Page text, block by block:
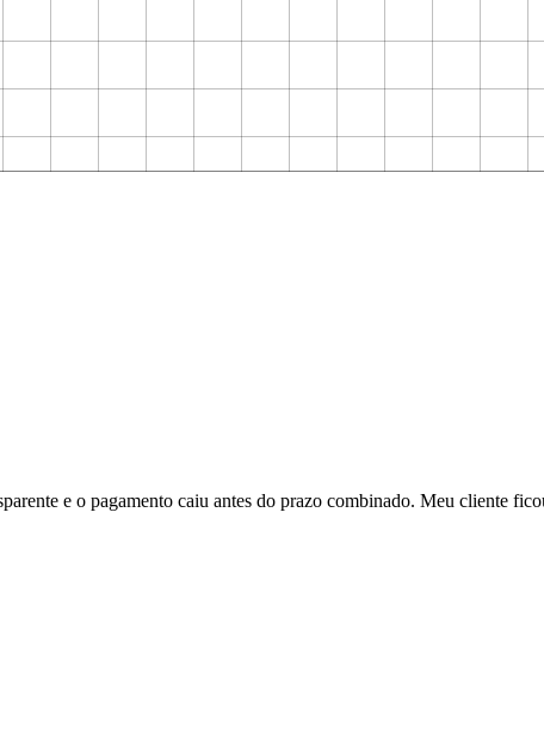
e o pagamento caiu antes do prazo combinado. Meu cliente